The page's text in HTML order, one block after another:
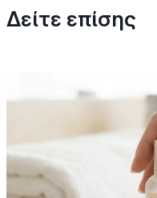
Δείτε επίσης